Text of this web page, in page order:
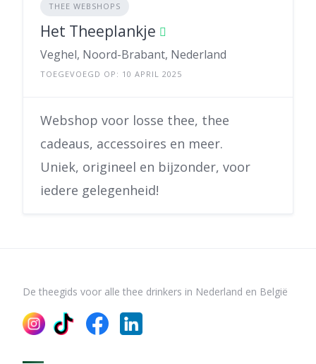
THEE WEBSHOPS
Het Theeplankje
Veghel, Noord-Brabant, Nederland
TOEGEVOEGD OP: 10 APRIL 2025
Webshop voor losse thee, thee
cadeaus, accessoires en meer.
Uniek, origineel en bijzonder, voor
iedere gelegenheid!
De theegids voor alle thee drinkers in Nederland en België